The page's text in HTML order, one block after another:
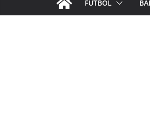
FÚTBOL